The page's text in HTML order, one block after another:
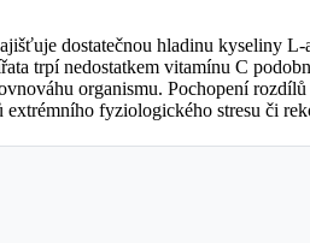
dostatečnou hladinu kyseliny L-
trpí nedostatkem vitamínu C
organismu. Pochopení
fyziologického stresu či